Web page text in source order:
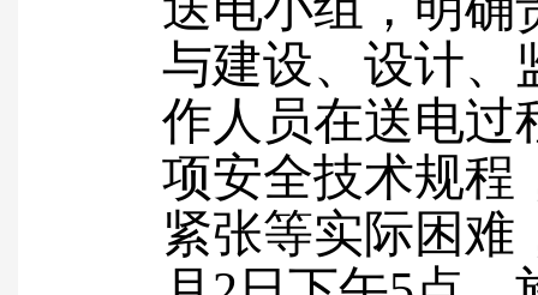
与建设、设计、
作人员在送电过
项安全技术规程
紧张等实际困难